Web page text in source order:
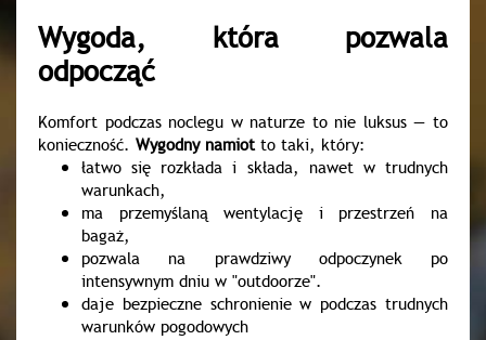
Wygoda, która pozwala
odpocząć
Komfort podczas noclegu w naturze to nie luksus — to
konieczność. Wygodny namiotto taki, który:
łatwo się rozkłada i składa, nawet w trudnych
warunkach,
ma przemyślaną wentylację i przestrzeń na
bagaż,
pozwala na prawdziwy odpoczynek po
intensywnym dniu w "outdoorze".
daje bezpieczne schronienie w podczas trudnych
warunków pogodowych